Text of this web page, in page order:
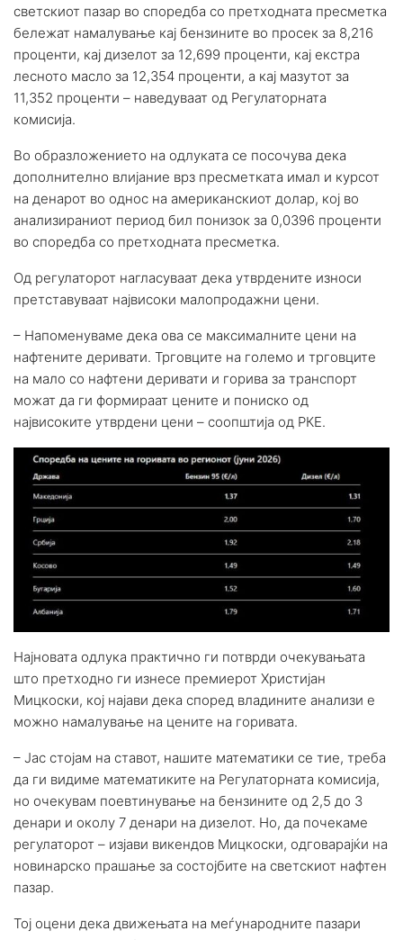
светскиот пазар во споредба со претходната пресметка
бележат намалување кај бензините во просек за 8,216
проценти, кај дизелот за 12,699 проценти, кај екстра
лесното масло за 12,354 проценти, а кај мазутот за
11,352 проценти – наведуваат од Регулаторната
комисија.
Во образложението на одлуката се посочува дека
дополнително влијание врз пресметката имал и курсот
на денарот во однос на американскиот долар, кој во
анализираниот период бил понизок за 0,0396 проценти
во споредба со претходната пресметка.
Од регулаторот нагласуваат дека утврдените износи
претставуваат највисоки малопродажни цени.
– Напоменуваме дека ова се максималните цени на
нафтените деривати. Трговците на големо и трговците
на мало со нафтени деривати и горива за транспорт
можат да ги формираат цените и пониско од
највисоките утврдени цени – соопштија од РКЕ.
Најновата одлука практично ги потврди очекувањата
што претходно ги изнесе премиерот Христијан
Мицкоски, кој најави дека според владините анализи е
можно намалување на цените на горивата.
– Јас стојам на ставот, нашите математики се тие, треба
да ги видиме математиките на Регулаторната комисија,
но очекувам поевтинување на бензините од 2,5 до 3
денари и околу 7 денари на дизелот. Но, да почекаме
регулаторот – изјави викендов Мицкоски, одговарајќи на
новинарско прашање за состојбите на светскиот нафтен
пазар.
Тој оцени дека движењата на меѓународните пазари